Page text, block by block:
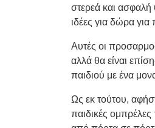
στερεά και ασφαλή
ιδέες για δώρα για
Αυτές οι
αλλά θα είναι
παιδιού με ένα
Ως εκ τούτου,
παιδικές